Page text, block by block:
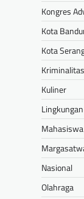
Kongres
Kota
Kota
Kriminalitas
Kuliner
Lingkungan
Mahasiswa
Nasional
Olahraga